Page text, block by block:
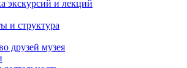
экскурсий и лекций
и структура
друзей музея